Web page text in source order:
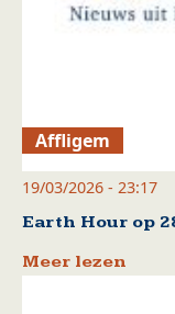
Affligem
19/03/2026 - 23:17
Earth Hour op
Meer lezen